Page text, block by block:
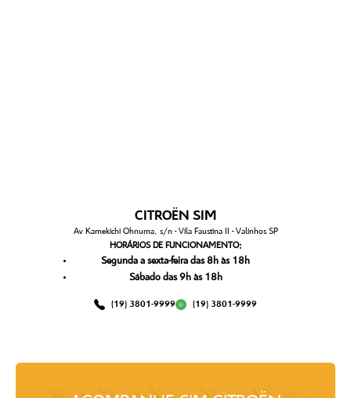
CITROËN SIM
Av Kamekichi Ohnuma, s/n - Vila Faustina II - Valinhos SP
HORÁRIOS DE FUNCIONAMENTO:
Segunda a sexta-feira das 8h às 18h
Sábado das 9h às 18h
(19) 3801-9999 (19) 3801-9999